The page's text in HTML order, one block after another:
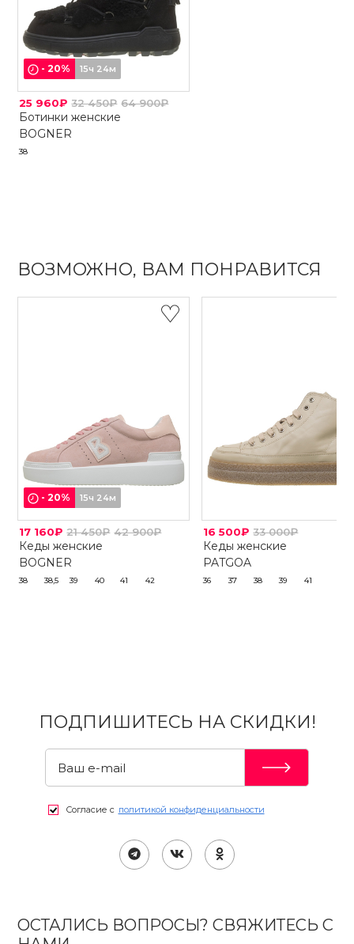
-20% 15ч 24м
25 960₽ 32 450₽ 64 900₽
Ботинки женские
BOGNER
38
ВОЗМОЖНО, ВАМ ПОНРАВИТСЯ
-20% 15ч 24м
17 160₽ 21 450₽ 42 900₽
Кеды женские
BOGNER
38 38,5 39 40 41 42
16 500₽ 33 000₽
Кеды женские
PATGOA
36 37 38 39 41
ПОДПИШИТЕСЬ НА СКИДКИ!
Согласие с политикой конфиденциальности
ОСТАЛИСЬ ВОПРОСЫ? СВЯЖИТЕСЬ С